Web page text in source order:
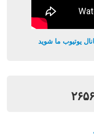
یوتیوب ما شوید